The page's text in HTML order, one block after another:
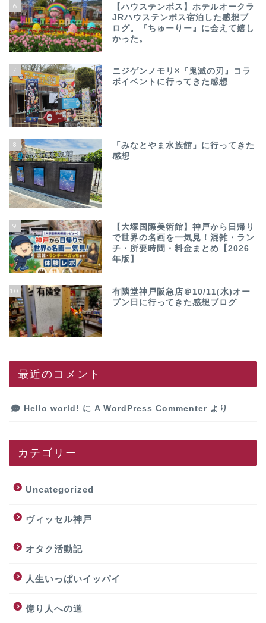
6
【ハウステンボス】ホテルオークラ
JRハウステンボス宿泊した感想ブ
ログ。『ちゅーりー』に会えて嬉し
かった。
7
ニジゲンノモリ×『鬼滅の刃』コラ
ボイベントに行ってきた感想
8
「みなとやま水族館」に行ってきた
感想
9
【大塚国際美術館】神戸から日帰り
で世界の名画を一気見！混雑・ラン
チ・所要時間・料金まとめ【2026
年版】
10
有隣堂神戸阪急店＠10/11(水)オー
プン日に行ってきた感想ブログ
最近のコメント
Hello world! に A WordPress Commenter より
カテゴリー
Uncategorized
ヴィッセル神戸
オタク活動記
人生いっぱいイッパイ
億り人への道